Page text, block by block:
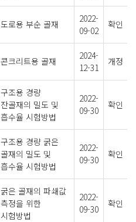
도로용 부순 골재
2022-
09-02
확인
콘크리트용 골재
2024-
12-31
개정
구조용 경량
잔골재의 밀도 및
흡수율 시험방법
2022-
09-30
확인
구조용 경량 굵은
골재의 밀도 및
흡수율 시험방법
2022-
09-30
확인
굵은 골재의 파쇄값
측정을 위한
시험방법
2022-
09-30
확인